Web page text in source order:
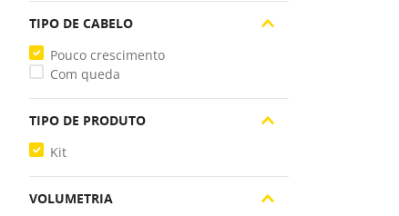
TIPO DE CABELO
Pouco crescimento
Com queda
TIPO DE PRODUTO
Kit
VOLUMETRIA